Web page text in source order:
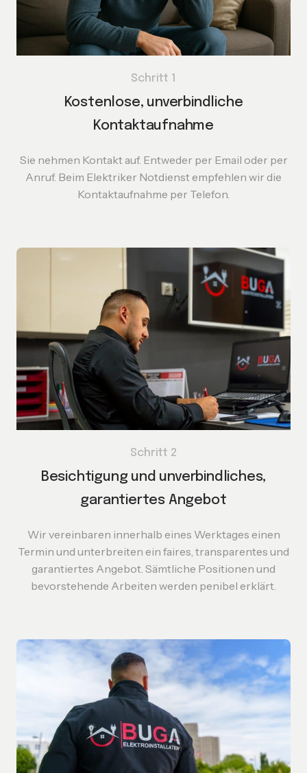
Schritt 1
Kostenlose, unverbindliche
Kontaktaufnahme
Sie nehmen Kontakt auf. Entweder per Email oder per
Anruf. Beim Elektriker Notdienst empfehlen wir die
Kontaktaufnahme per Telefon.
Schritt 2
Besichtigung und unverbindliches,
garantiertes Angebot
Wir vereinbaren innerhalb eines Werktages einen
Termin und unterbreiten ein faires, transparentes und
garantiertes Angebot. Sämtliche Positionen und
bevorstehende Arbeiten werden penibel erklärt.